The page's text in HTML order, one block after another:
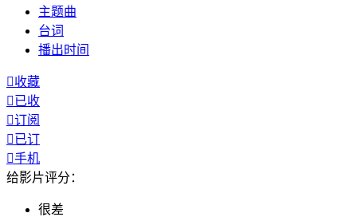
主题曲
台词
播出时间
收藏
已收
订阅
已订
手机
给影片评分：
很差